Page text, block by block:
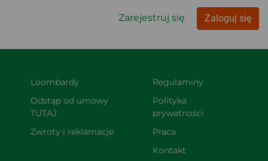
Zarejestruj się Zaloguj się
Loombardy
Odstąp od umowy
TUTAJ
Zwroty i reklamacje
Regulaminy
Polityka
prywatności
Praca
Kontakt